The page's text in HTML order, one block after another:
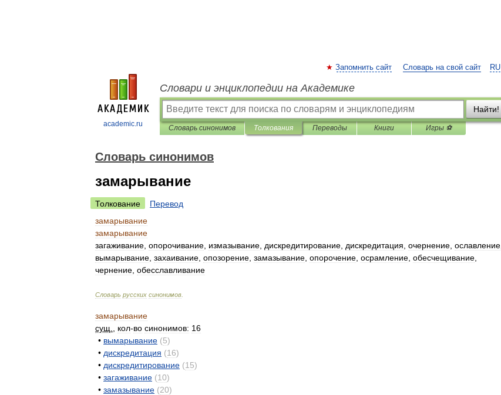
academic.ru
RU
Запомнить сайт Словарь на свой сайт
Словари и энциклопедии на Академике
Найти!
Словарь синонимов Толкования Переводы Книги Игры ⚽
Словарь синонимов
замарывание
Толкование
Перевод
замарывание
замарывание
загаживание опорочивание измазывание дискредитирование дискредитация очернение ославление
вымарывание захаивание опозорение замазывание опорочение осрамление обесчещивание
чернение обесславливание
Словарь русских синонимов
замарывание
сущ
кол-во синонимов: 16
• вымарывание (5)
• дискредитация (16)
• дискредитирование (15)
• загаживание (10)
• замазывание (20)